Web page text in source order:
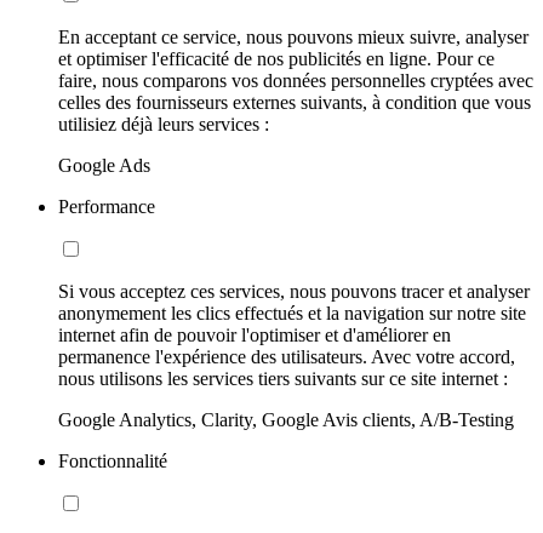
En acceptant ce service, nous pouvons mieux suivre, analyser
et optimiser l'efficacité de nos publicités en ligne. Pour ce
faire, nous comparons vos données personnelles cryptées avec
celles des fournisseurs externes suivants, à condition que vous
utilisiez déjà leurs services :
Google Ads
Performance
Si vous acceptez ces services, nous pouvons tracer et analyser
anonymement les clics effectués et la navigation sur notre site
internet afin de pouvoir l'optimiser et d'améliorer en
permanence l'expérience des utilisateurs. Avec votre accord,
nous utilisons les services tiers suivants sur ce site internet :
Google Analytics, Clarity, Google Avis clients, A/B-Testing
Fonctionnalité